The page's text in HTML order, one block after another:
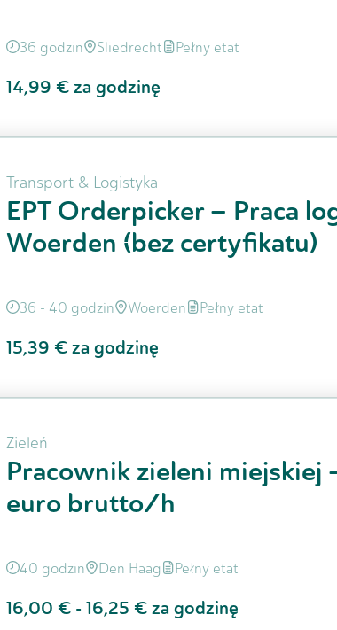
36 godzin Sliedrecht Pełny etat
14,99 €za godzinę
Transport & Logistyka
EPT Orderpicker – Praca
Woerden (bez certyfikatu)
36 - 40 godzin Woerden Pełny etat
15,39 €za godzinę
Zieleń
Pracownik zieleni miejskiej
euro brutto/h
40 godzin Den Haag Pełny etat
16,00 € - 16,25 €za godzinę